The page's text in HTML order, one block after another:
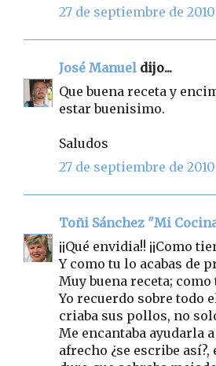
27 de septiembre de
José Manuel dijo...
Que buena receta y
estar buenisimo.
Saludos
27 de septiembre de
Toñi Sánchez "Mi
¡¡Qué envidia!! ¡¡Como
Y como tu lo acabas de
Muy buena receta;
Yo recuerdo sobre todo
criaba sus pollos, no
Me encantaba ayudarla
afrecho ¿se escribe